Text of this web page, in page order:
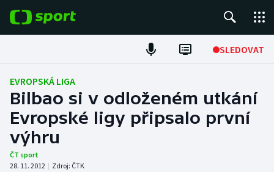
SLEDOVAT
Fotbal
Hokej
Tenis
Atletika
EVROPSKÁ LIGA
Bilbao si v odloženém utkání
Evropské ligy připsalo první
výhru
ČT sport
28. 11. 2012 | Zdroj: ČTK